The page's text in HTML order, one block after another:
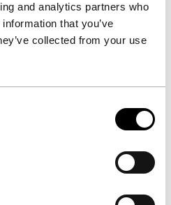
and analytics partners who
that you’ve
collected from your use